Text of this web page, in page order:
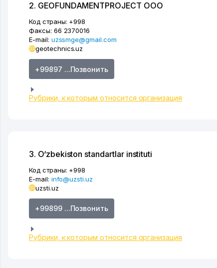
2. GEOFUNDAMENTPROJECT ООО
Код страны: +998
Факсы: 66 2370016
E-mail: uzssmge@gmail.com
geotechnics.uz
+99897 ...Позвонить
Рубрики, к которым относится организация
3. O‘zbekiston standartlar instituti
Код страны: +998
E-mail: info@uzsti.uz
uzsti.uz
+99899 ...Позвонить
Рубрики, к которым относится организация